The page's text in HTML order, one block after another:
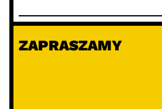
ZAPRASZAMY